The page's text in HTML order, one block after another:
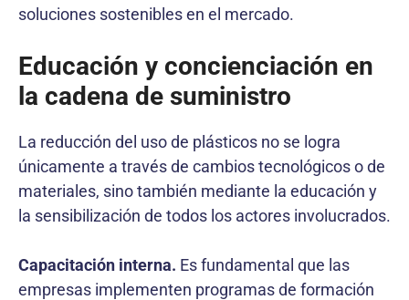
soluciones sostenibles en el mercado.
Educación y concienciación en
la cadena de suministro
La reducción del uso de plásticos no se logra
únicamente a través de cambios tecnológicos o de
materiales, sino también mediante la educación y
la sensibilización de todos los actores involucrados.
Capacitación interna. Es fundamental que las
empresas implementen programas de formación